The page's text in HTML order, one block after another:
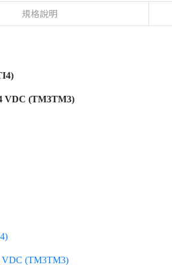
規格說明
VDC (TM3TM3)
(TM3TM3)